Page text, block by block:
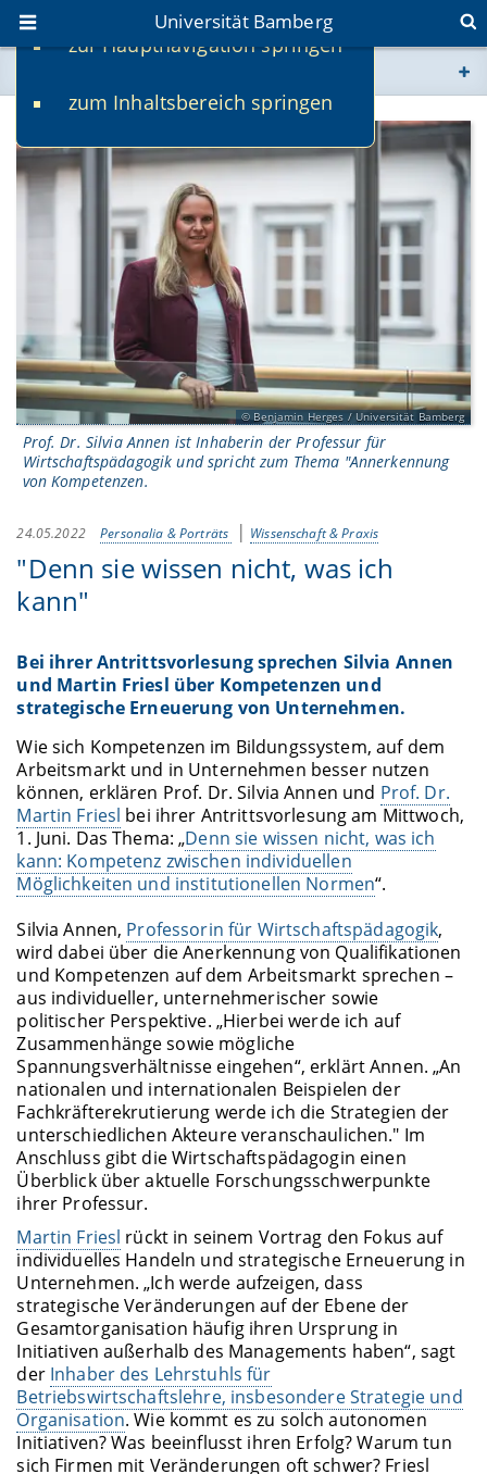
zur Hauptnavigation springen
zum Inhaltsbereich springen
Universität Bamberg
www.uni-bamberg.de
univis.uni-bamberg.de
fis.uni-bamberg.de
Benjamin Herges / Universität Bamberg
Prof. Dr. Silvia Annen ist Inhaberin der Professur für
Wirtschaftspädagogik und spricht zum Thema "Annerkennung
von Kompetenzen.
24.05.2022 Personalia & Porträts Wissenschaft & Praxis
"Denn sie wissen nicht, was ich
kann"
Bei ihrer Antrittsvorlesung sprechen Silvia Annen
und Martin Friesl über Kompetenzen und
strategische Erneuerung von Unternehmen.
Wie sich Kompetenzen im Bildungssystem, auf dem
Arbeitsmarkt und in Unternehmen besser nutzen
können, erklären Prof. Dr. Silvia Annen und Prof. Dr.
Martin Friesl bei ihrer Antrittsvorlesung am Mittwoch,
1. Juni. Das Thema: „Denn sie wissen nicht, was ich
kann: Kompetenz zwischen individuellen
Möglichkeiten und institutionellen Normen“.
Silvia Annen, Professorin für Wirtschaftspädagogik,
wird dabei über die Anerkennung von Qualifikationen
und Kompetenzen auf dem Arbeitsmarkt sprechen –
aus individueller, unternehmerischer sowie
politischer Perspektive. „Hierbei werde ich auf
Zusammenhänge sowie mögliche
Spannungsverhältnisse eingehen“, erklärt Annen. „An
nationalen und internationalen Beispielen der
Fachkräfterekrutierung werde ich die Strategien der
unterschiedlichen Akteure veranschaulichen." Im
Anschluss gibt die Wirtschaftspädagogin einen
Überblick über aktuelle Forschungsschwerpunkte
ihrer Professur.
Martin Friesl rückt in seinem Vortrag den Fokus auf
individuelles Handeln und strategische Erneuerung in
Unternehmen. „Ich werde aufzeigen, dass
strategische Veränderungen auf der Ebene der
Gesamtorganisation häufig ihren Ursprung in
Initiativen außerhalb des Managements haben“, sagt
der Inhaber des Lehrstuhls für
Betriebswirtschaftslehre, insbesondere Strategie und
Organisation. Wie kommt es zu solch autonomen
Initiativen? Was beeinflusst ihren Erfolg? Warum tun
sich Firmen mit Veränderungen oft schwer? Friesl